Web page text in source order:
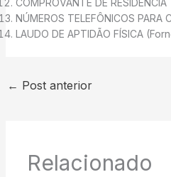
NÚMEROS TELEFÔNICOS PARA
LAUDO DE APTIDÃO FÍSICA
← Post anterior
Relacionado